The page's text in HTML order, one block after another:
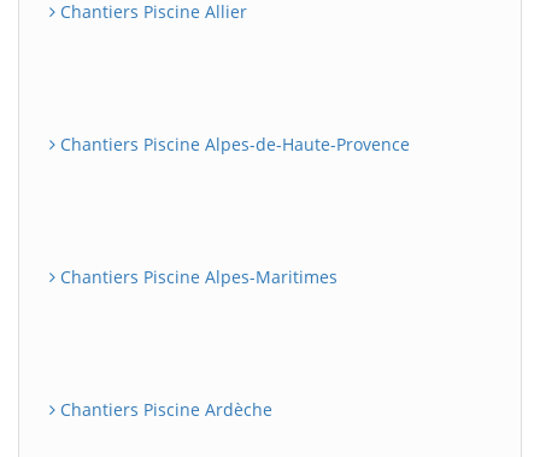
Chantiers Piscine Allier
Chantiers Piscine Alpes-de-Haute-Provence
Chantiers Piscine Alpes-Maritimes
Chantiers Piscine Ardèche